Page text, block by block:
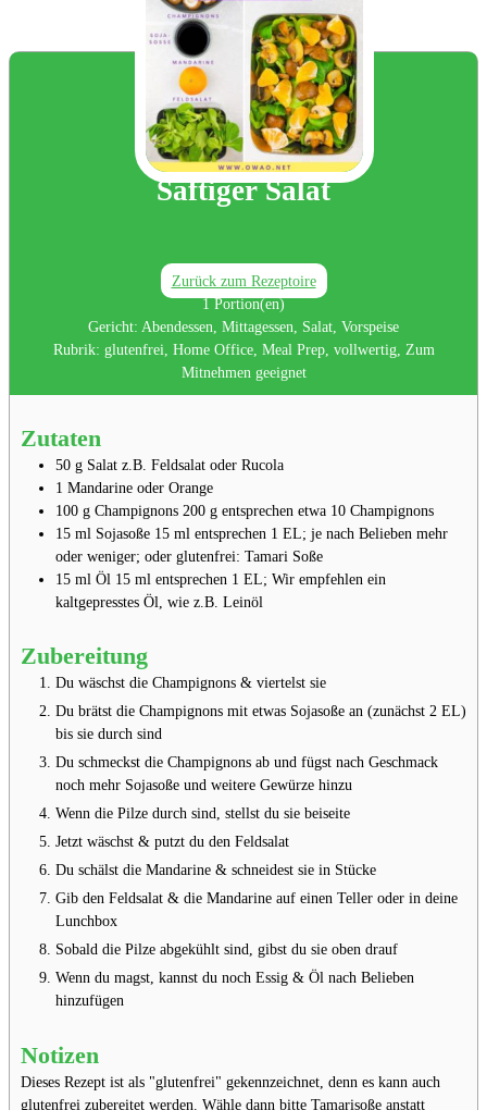
Saftiger Salat
Zurück zum Rezeptoire
1 Portion(en)
Gericht: Abendessen, Mittagessen, Salat, Vorspeise
Rubrik: glutenfrei, Home Office, Meal Prep, vollwertig, Zum
Mitnehmen geeignet
Zutaten
50 g Salat z.B. Feldsalat oder Rucola
1 Mandarine oder Orange
100 g Champignons 200 g entsprechen etwa 10 Champignons
15 ml Sojasoße 15 ml entsprechen 1 EL; je nach Belieben mehr
oder weniger; oder glutenfrei: Tamari Soße
15 ml Öl 15 ml entsprechen 1 EL; Wir empfehlen ein
kaltgepresstes Öl, wie z.B. Leinöl
Zubereitung
Du wäschst die Champignons & viertelst sie⁣⁣
Du brätst die Champignons mit etwas Sojasoße an (zunächst 2 EL)
bis sie durch sind⁣⁣
Du schmeckst die Champignons ab und fügst nach Geschmack
noch mehr Sojasoße und weitere Gewürze hinzu⁣⁣
Wenn die Pilze durch sind, stellst du sie beiseite⁣⁣
Jetzt wäschst & putzt du den Feldsalat⁣⁣
Du schälst die Mandarine & schneidest sie in Stücke⁣⁣
Gib den Feldsalat & die Mandarine auf einen Teller oder in deine
Lunchbox⁣⁣
Sobald die Pilze abgekühlt sind, gibst du sie oben drauf⁣⁣
Wenn du magst, kannst du noch Essig & Öl nach Belieben
hinzufügen⁣⁣
Notizen
Dieses Rezept ist als "glutenfrei" gekennzeichnet, denn es kann auch
glutenfrei zubereitet werden. Wähle dann bitte Tamarisoße anstatt